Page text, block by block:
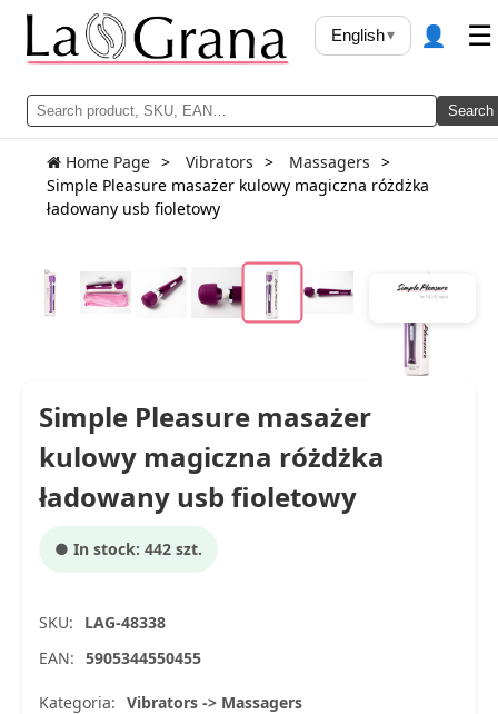
Search
English▾ 👤 ☰
Home Page Vibrators
Massagers
Simple Pleasure masażer kulowy magiczna różdżka
ładowany usb fioletowy
Simple Pleasure masażer
kulowy magiczna różdżka
ładowany usb fioletowy
● In stock: 442 szt.
SKU:
LAG-48338
EAN: 5905344550455
Kategoria: Vibrators -> Massagers